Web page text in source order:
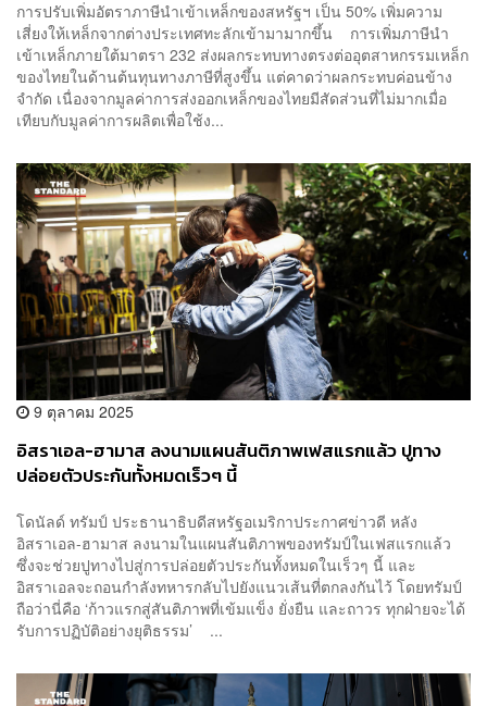
การปรับเพิ่มอัตราภาษีนำเข้าเหล็กของสหรัฐฯ เป็น 50% เพิ่มความ
เสี่ยงให้เหล็กจากต่างประเทศทะลักเข้ามามากขึ้น การเพิ่มภาษีนำ
เข้าเหล็กภายใต้มาตรา 232 ส่งผลกระทบทางตรงต่ออุตสาหกรรมเหล็ก
ของไทยในด้านต้นทุนทางภาษีที่สูงขึ้น แต่คาดว่าผลกระทบค่อนข้าง
จำกัด เนื่องจากมูลค่าการส่งออกเหล็กของไทยมีสัดส่วนที่ไม่มากเมื่อ
เทียบกับมูลค่าการผลิตเพื่อใช้ง...
9 ตุลาคม 2025
อิสราเอล-ฮามาส ลงนามแผนสันติภาพเฟสแรกแล้ว ปูทาง
ปล่อยตัวประกันทั้งหมดเร็วๆ นี้
โดนัลด์ ทรัมป์ ประธานาธิบดีสหรัฐอเมริกาประกาศข่าวดี หลัง
อิสราเอล-ฮามาส ลงนามในแผนสันติภาพของทรัมป์ในเฟสแรกแล้ว
ซึ่งจะช่วยปูทางไปสู่การปล่อยตัวประกันทั้งหมดในเร็วๆ นี้ และ
อิสราเอลจะถอนกำลังทหารกลับไปยังแนวเส้นที่ตกลงกันไว้ โดยทรัมป์
ถือว่านี่คือ ‘ก้าวแรกสู่สันติภาพที่เข้มแข็ง ยั่งยืน และถาวร ทุกฝ่ายจะได้
รับการปฏิบัติอย่างยุติธรรม’ ...